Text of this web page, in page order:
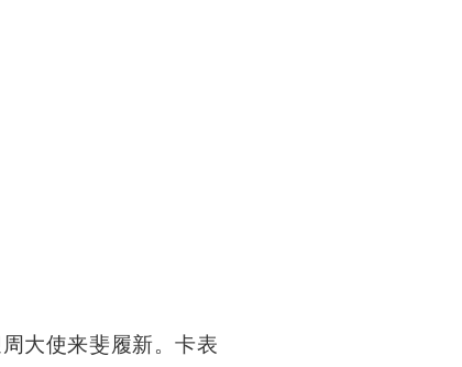
大使来斐履新。卡表